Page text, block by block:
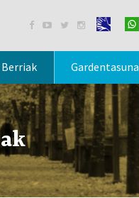
   
Berriak Gardentasuna